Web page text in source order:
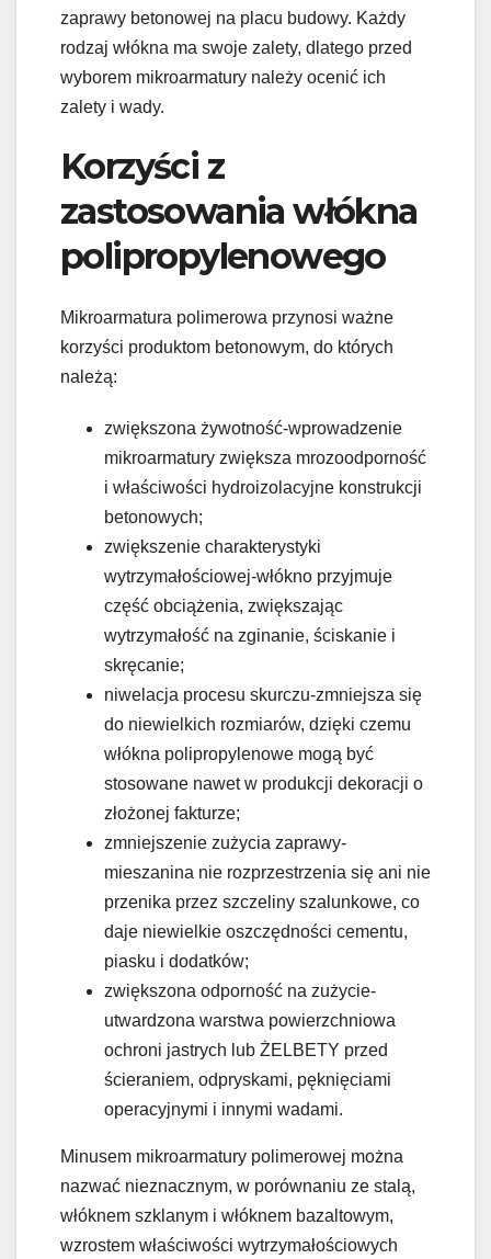
zaprawy betonowej na placu budowy. Każdy
rodzaj włókna ma swoje zalety, dlatego przed
wyborem mikroarmatury należy ocenić ich
zalety i wady.
Korzyści z
zastosowania włókna
polipropylenowego
Mikroarmatura polimerowa przynosi ważne
korzyści produktom betonowym, do których
należą:
zwiększona żywotność-wprowadzenie
mikroarmatury zwiększa mrozoodporność
i właściwości hydroizolacyjne konstrukcji
betonowych;
zwiększenie charakterystyki
wytrzymałościowej-włókno przyjmuje
część obciążenia, zwiększając
wytrzymałość na zginanie, ściskanie i
skręcanie;
niwelacja procesu skurczu-zmniejsza się
do niewielkich rozmiarów, dzięki czemu
włókna polipropylenowe mogą być
stosowane nawet w produkcji dekoracji o
złożonej fakturze;
zmniejszenie zużycia zaprawy-
mieszanina nie rozprzestrzenia się ani nie
przenika przez szczeliny szalunkowe, co
daje niewielkie oszczędności cementu,
piasku i dodatków;
zwiększona odporność na zużycie-
utwardzona warstwa powierzchniowa
ochroni jastrych lub ŻELBETY przed
ścieraniem, odpryskami, pęknięciami
operacyjnymi i innymi wadami.
Minusem mikroarmatury polimerowej można
nazwać nieznacznym, w porównaniu ze stalą,
włóknem szklanym i włóknem bazaltowym,
wzrostem właściwości wytrzymałościowych